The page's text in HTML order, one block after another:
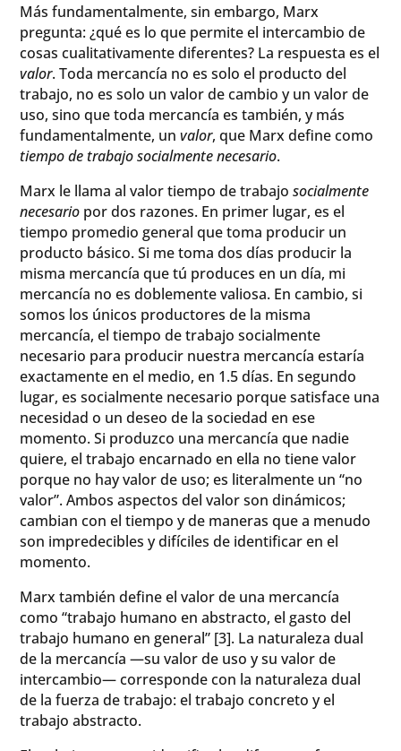
Más fundamentalmente, sin embargo, Marx
pregunta: ¿qué es lo que permite el intercambio de
cosas cualitativamente diferentes? La respuesta es el
valor. Toda mercancía no es solo el producto del
trabajo, no es solo un valor de cambio y un valor de
uso, sino que toda mercancía es también, y más
fundamentalmente, unvalor, que Marx define como
tiempo de trabajo socialmente necesario.
Marx le llama al valor tiempo de trabajosocialmente
necesario por dos razones. En primer lugar, es el
tiempo promedio general que toma producir un
producto básico. Si me toma dos días producir la
misma mercancía que tú produces en un día, mi
mercancía no es doblemente valiosa. En cambio, si
somos los únicos productores de la misma
mercancía, el tiempo de trabajo socialmente
necesario para producir nuestra mercancía estaría
exactamente en el medio, en 1.5 días. En segundo
lugar, es socialmente necesario porque satisface una
necesidad o un deseo de la sociedad en ese
momento. Si produzco una mercancía que nadie
quiere, el trabajo encarnado en ella no tiene valor
porque no hay valor de uso; es literalmente un “no
valor”. Ambos aspectos del valor son dinámicos;
cambian con el tiempo y de maneras que a menudo
son impredecibles y difíciles de identificar en el
momento.
Marx también define el valor de una mercancía
como “trabajo humano en abstracto, el gasto del
trabajo humano en general” [3]. La naturaleza dual
de la mercancía —su valor de uso y su valor de
intercambio— corresponde con la naturaleza dual
de la fuerza de trabajo: el trabajo concreto y el
trabajo abstracto.